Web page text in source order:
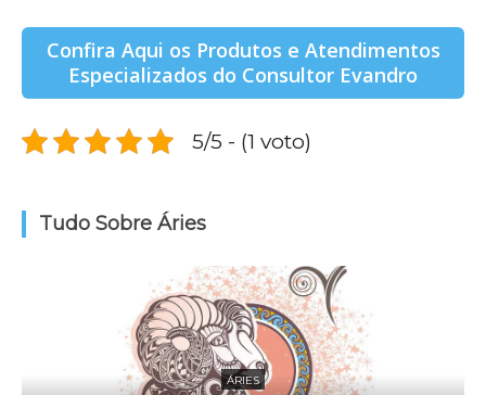
Confira Aqui os Produtos e Atendimentos
Especializados do Consultor Evandro
5/5 - (1 voto)
Tudo Sobre Áries
ÁRIES